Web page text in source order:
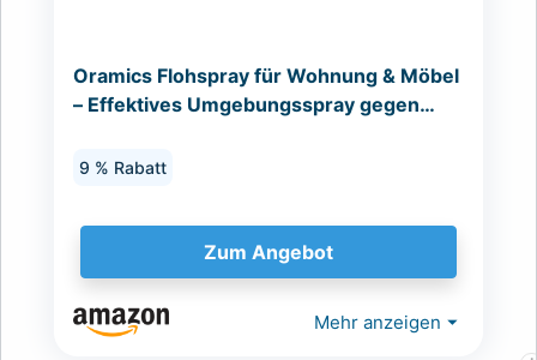
Oramics Flohspray für Wohnung & Möbel
– Effektives Umgebungsspray gegen
9 % Rabatt
Zum Angebot
Mehr anzeigen ⏷